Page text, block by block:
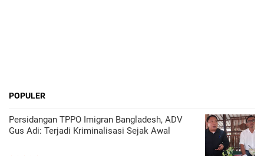
POPULER
Persidangan TPPO Imigran Bangladesh, ADV
Gus Adi: Terjadi Kriminalisasi Sejak Awal